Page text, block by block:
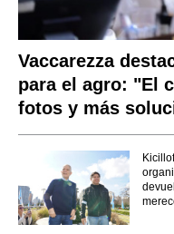
Vaccarezza
para el agro: "El
fotos y más